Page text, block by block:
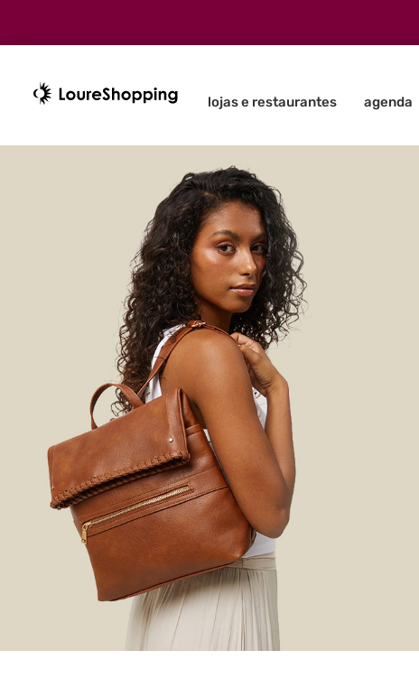
lojas e restaurantes agenda